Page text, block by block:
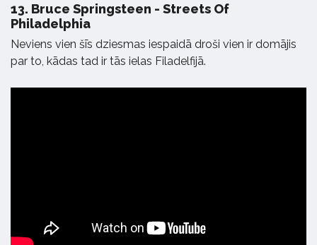
13. Bruce Springsteen - Streets Of
Philadelphia
Neviens vien šīs dziesmas iespaidā droši vien ir domājis
par to, kādas tad ir tās ielas Filadelfijā.